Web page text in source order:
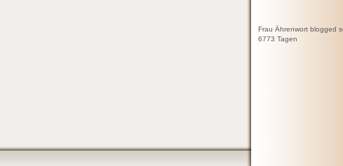
Frau Ährenwort blogged
6773 Tagen